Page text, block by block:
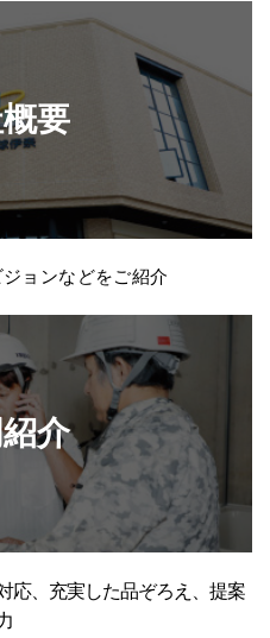
要
ョンなどをご紹介
介
応、充実した品ぞろえ、提案